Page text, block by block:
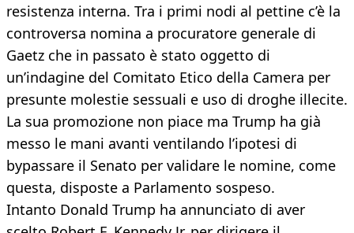
resistenza interna. Tra i primi nodi al pettine c’è la
controversa nomina a procuratore generale di
Gaetz che in passato è stato oggetto di
un’indagine del Comitato Etico della Camera per
presunte molestie sessuali e uso di droghe illecite.
La sua promozione non piace ma Trump ha già
messo le mani avanti ventilando l’ipotesi di
bypassare il Senato per validare le nomine, come
questa, disposte a Parlamento sospeso.
Intanto Donald Trump ha annunciato di aver